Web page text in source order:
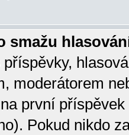
smažu
moderátorem
první
Pokud nikdo